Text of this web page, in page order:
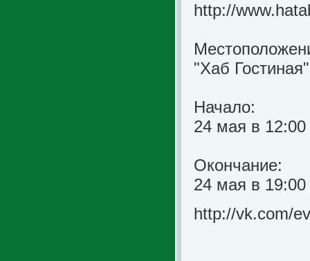
http://
"Хаб
Начало:
24 мая в 12:00
Окончание:
24 мая в 19:00
http://vk.com/